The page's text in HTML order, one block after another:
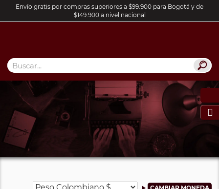
Envío gratis por compras superiores a $99.900 para Bogotá y de
$149.900 a nivel nacional
